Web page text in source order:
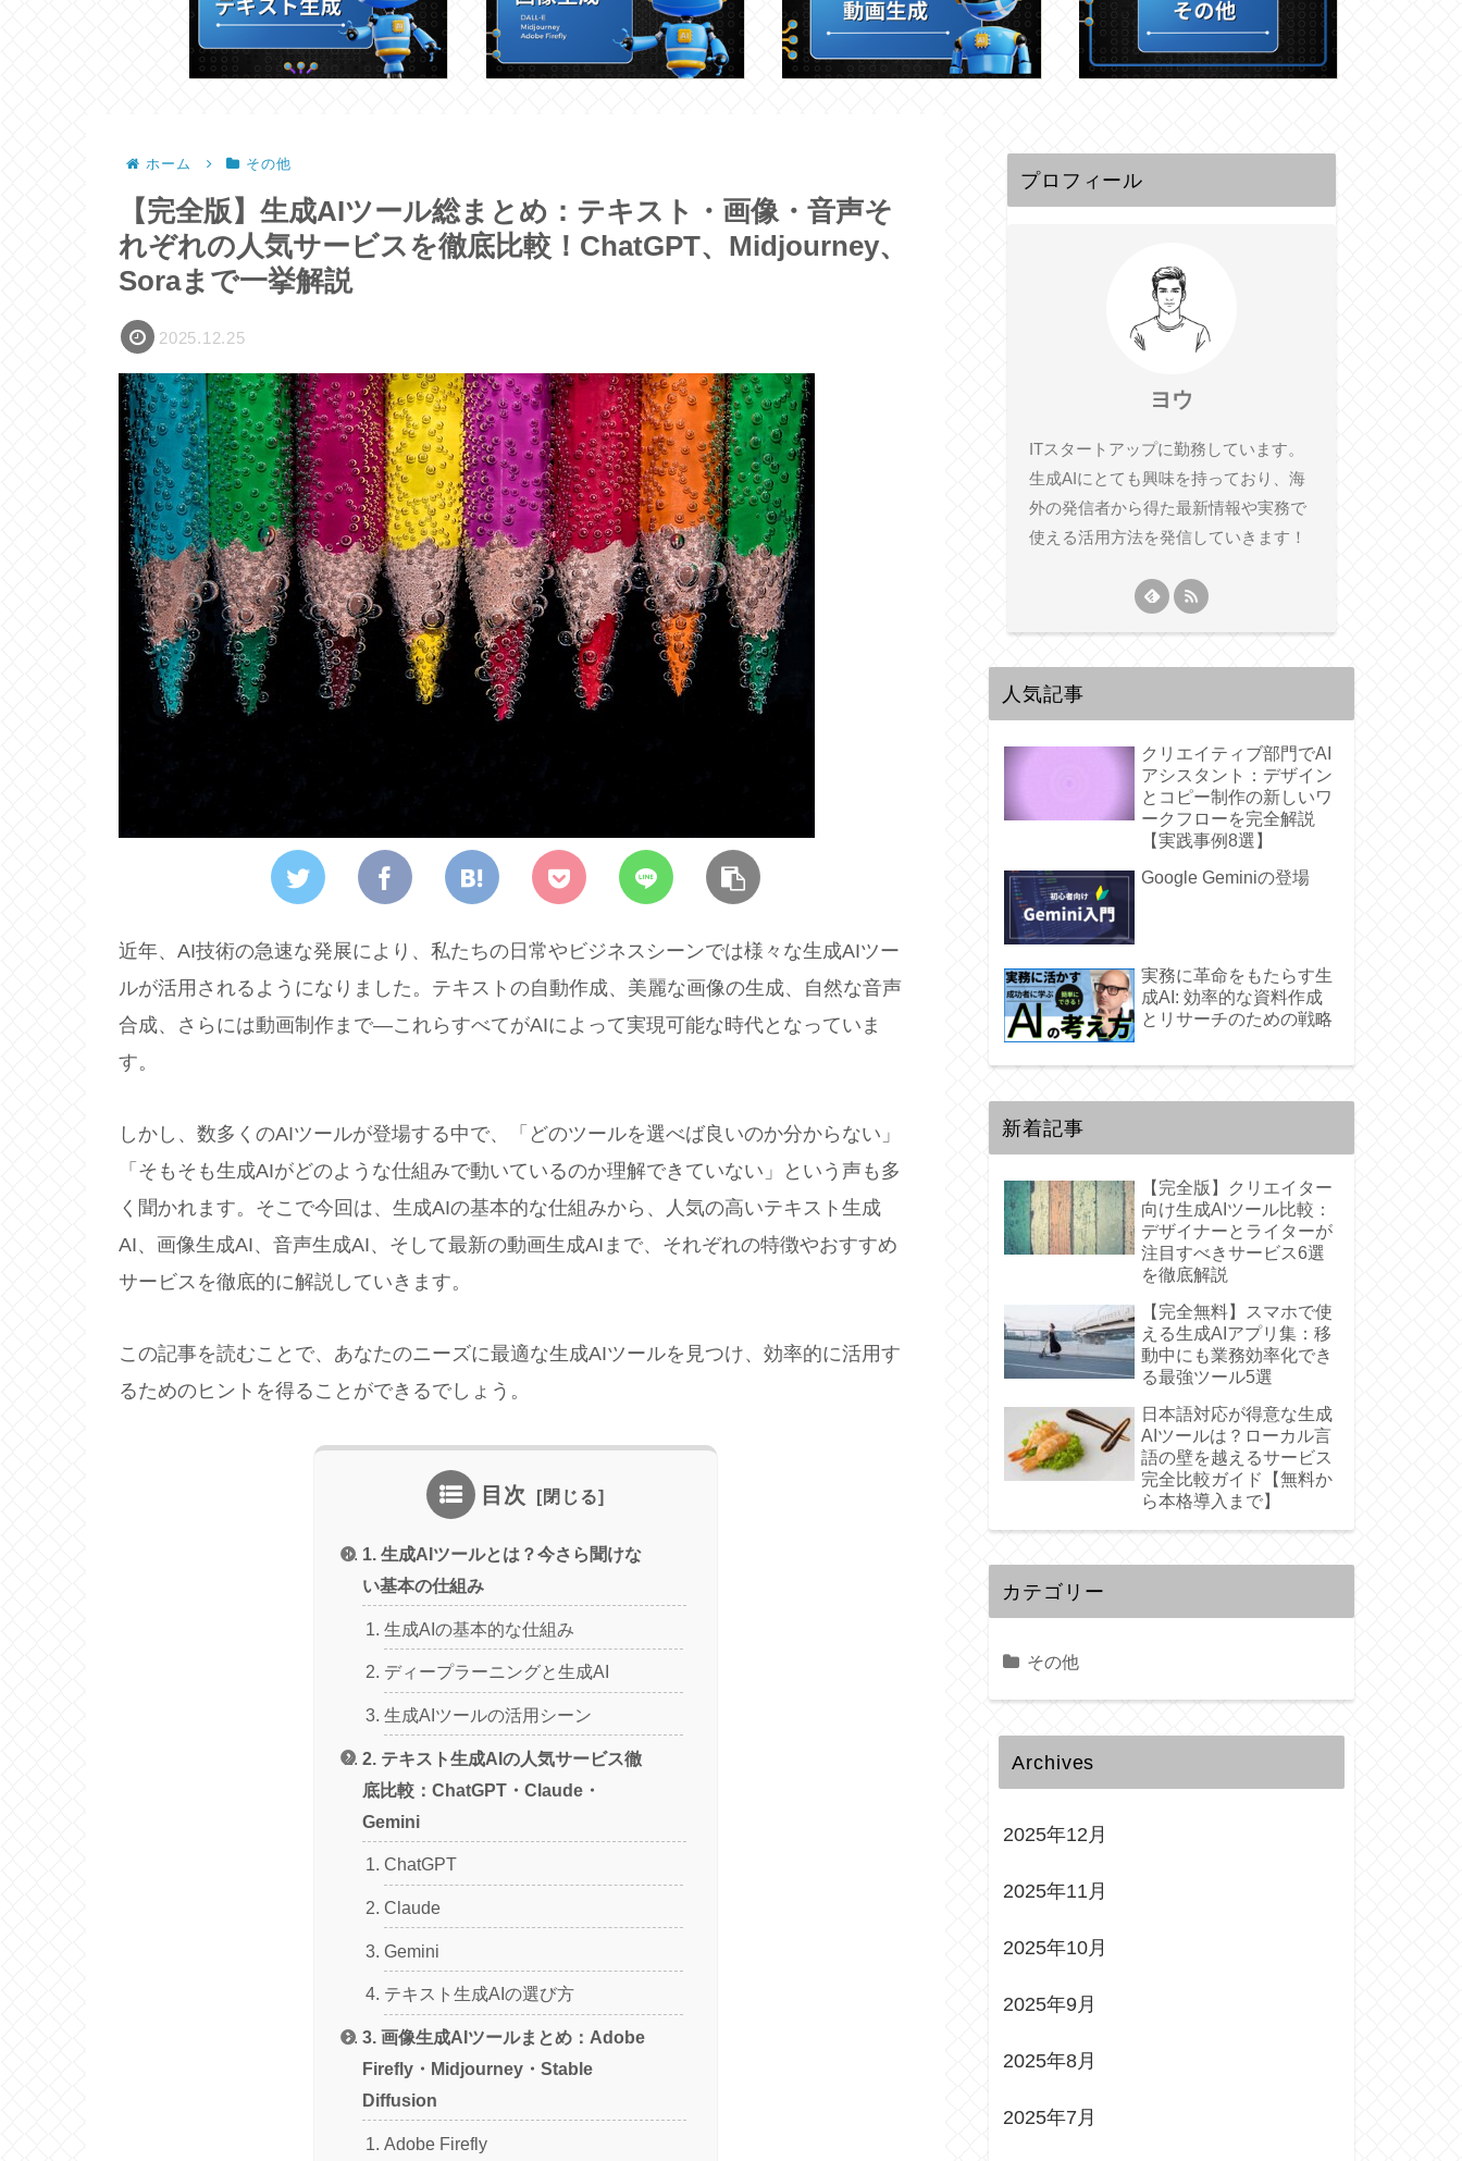
ホーム その他
【完全版】生成AIツール総まとめ：テキスト・画像・音声そ
れぞれの人気サービスを徹底比較！ChatGPT、Midjourney、
Soraまで一挙解説
2025.12.25
近年、AI技術の急速な発展により、私たちの日常やビジネスシーンでは様々な生成AIツー
ルが活用されるようになりました。テキストの自動作成、美麗な画像の生成、自然な音声
合成、さらには動画制作まで—これらすべてがAIによって実現可能な時代となっていま
す。
しかし、数多くのAIツールが登場する中で、「どのツールを選べば良いのか分からない」
「そもそも生成AIがどのような仕組みで動いているのか理解できていない」という声も多
く聞かれます。そこで今回は、生成AIの基本的な仕組みから、人気の高いテキスト生成
AI、画像生成AI、音声生成AI、そして最新の動画生成AIまで、それぞれの特徴やおすすめ
サービスを徹底的に解説していきます。
この記事を読むことで、あなたのニーズに最適な生成AIツールを見つけ、効率的に活用す
るためのヒントを得ることができるでしょう。
目次
1. 生成AIツールとは？今さら聞けな
い基本の仕組み
生成AIの基本的な仕組み
ディープラーニングと生成AI
生成AIツールの活用シーン
2. テキスト生成AIの人気サービス徹
底比較：ChatGPT・Claude・
Gemini
ChatGPT
Claude
Gemini
テキスト生成AIの選び方
3. 画像生成AIツールまとめ：Adobe
Firefly・Midjourney・Stable
Diffusion
Adobe Firefly
プロフィール
ヨウ
ITスタートアップに勤務しています。
生成AIにとても興味を持っており、海
外の発信者から得た最新情報や実務で
使える活用方法を発信していきます！
人気記事
クリエイティブ部門でAI
アシスタント：デザイン
とコピー制作の新しいワ
ークフローを完全解説
【実践事例8選】
Google Geminiの登場
実務に革命をもたらす生
成AI: 効率的な資料作成
とリサーチのための戦略
新着記事
【完全版】クリエイター
向け生成AIツール比較：
デザイナーとライターが
注目すべきサービス6選
を徹底解説
【完全無料】スマホで使
える生成AIアプリ集：移
動中にも業務効率化でき
る最強ツール5選
日本語対応が得意な生成
AIツールは？ローカル言
語の壁を越えるサービス
完全比較ガイド【無料か
ら本格導入まで】
カテゴリー
その他
Archives
2025年12月
2025年11月
2025年10月
2025年9月
2025年8月
2025年7月